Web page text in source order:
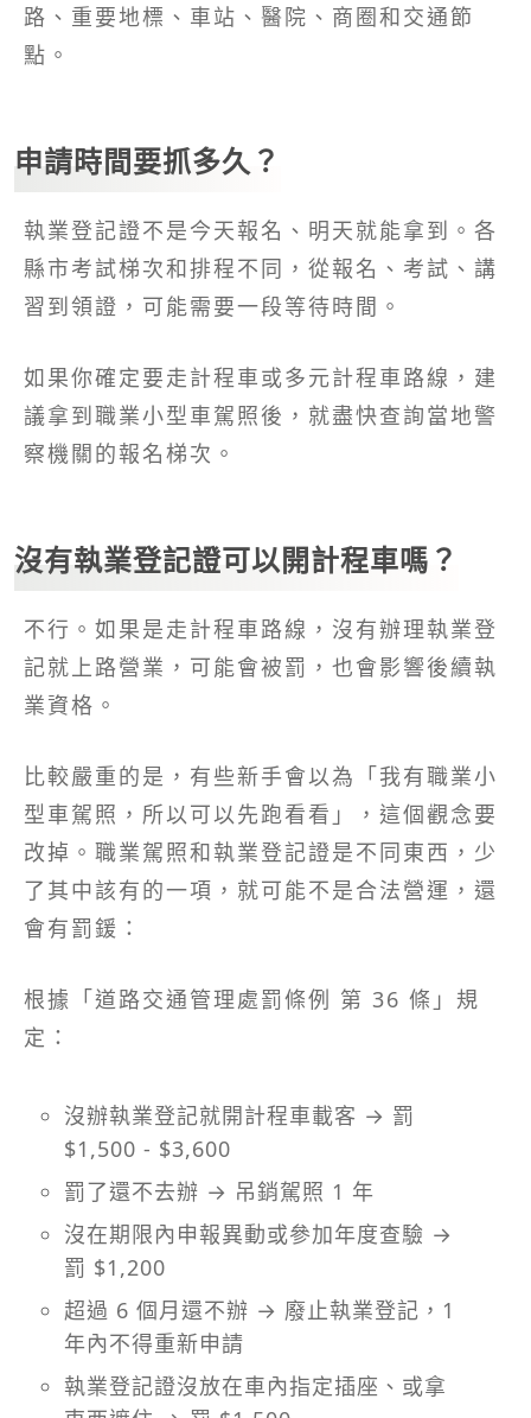
路、重要地標、車站、醫院、商圈和交通節
點。
申請時間要抓多久？
執業登記證不是今天報名、明天就能拿到。各
縣市考試梯次和排程不同，從報名、考試、講
習到領證，可能需要一段等待時間。
如果你確定要走計程車或多元計程車路線，建
議拿到職業小型車駕照後，就盡快查詢當地警
察機關的報名梯次。
沒有執業登記證可以開計程車嗎？
不行。如果是走計程車路線，沒有辦理執業登
記就上路營業，可能會被罰，也會影響後續執
業資格。
比較嚴重的是，有些新手會以為「我有職業小
型車駕照，所以可以先跑看看」，這個觀念要
改掉。職業駕照和執業登記證是不同東西，少
了其中該有的一項，就可能不是合法營運，還
會有罰鍰：
根據「道路交通管理處罰條例 第 36 條」規
定：
沒辦執業登記就開計程車載客 → 罰
$1,500 - $3,600
罰了還不去辦 → 吊銷駕照 1 年
沒在期限內申報異動或參加年度查驗 →
罰 $1,200
超過 6 個月還不辦 → 廢止執業登記，1
年內不得重新申請
執業登記證沒放在車內指定插座、或拿